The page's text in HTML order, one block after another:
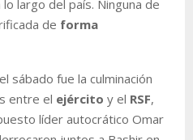
largo del país. Ninguna de
de forma
el sábado fue la culminación
entre el ejército y el RSF,
líder autocrático Omar